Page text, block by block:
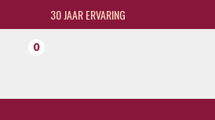
30 JAAR ERVARING
0